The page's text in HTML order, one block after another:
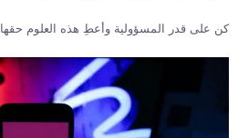
كن على قدر المسؤولية وأعطِ هذه العلوم حقها